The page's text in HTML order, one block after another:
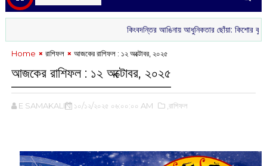
কিংবদন্তির আঙিনায় আধুনিকতার ছোঁয়া: কিশোর কুমারের
Home রাশিফল আজকের রাশিফল :‌ ১২ অক্টোবর, ২০২৫
আজকের রাশিফল :‌ ১২ অক্টোবর, ২০২৫
E SAMAKALIN ১০/১২/২০২৫ ০৬:০০:০০ AM ,রাশিফল